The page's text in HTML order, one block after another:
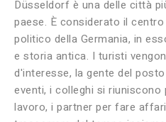
Düsseldorf è una delle città
paese. È considerato il
politico della Germania, in
e storia antica. I turisti
d'interesse, la gente del
eventi, i colleghi si riuniscono
lavoro, i partner per fare